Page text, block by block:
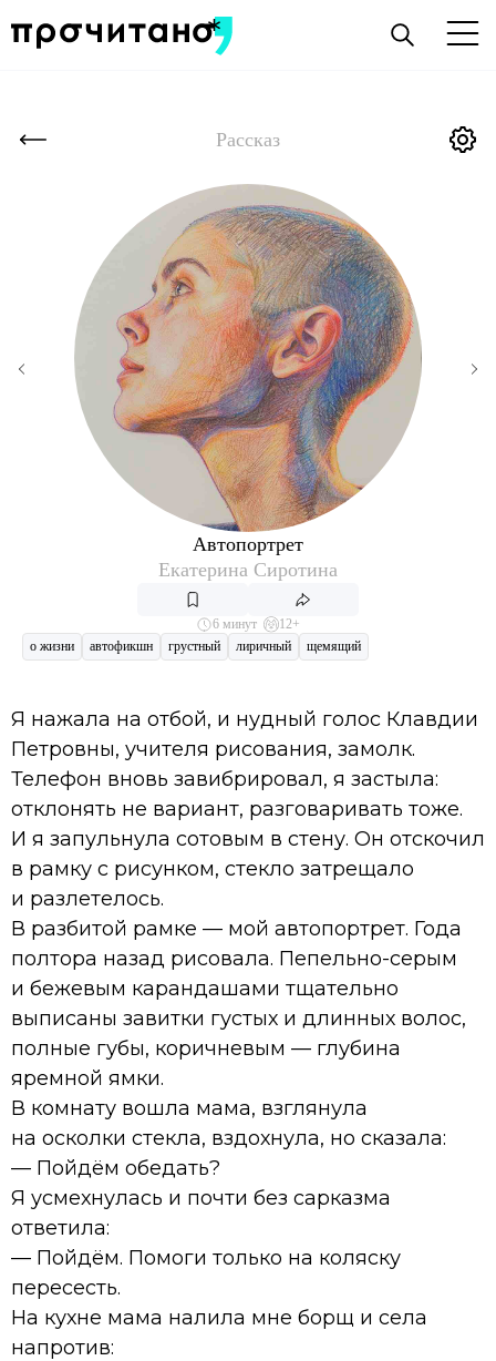
Рассказ
Автопортрет
Екатерина Сиротина
6 минут
12+
о жизни
автофикшн грустный лиричный щемящий
Я нажала на отбой, и нудный голос Клавдии
Петровны, учителя рисования, замолк.
Телефон вновь завибрировал, я застыла:
отклонять не вариант, разговаривать тоже.
И я запульнула сотовым в стену. Он отскочил
в рамку с рисунком, стекло затрещало
и разлетелось.
В разбитой рамке — мой автопортрет. Года
полтора назад рисовала. Пепельно-серым
и бежевым карандашами тщательно
выписаны завитки густых и длинных волос,
полные губы, коричневым — глубина
яремной ямки.
В комнату вошла мама, взглянула
на осколки стекла, вздохнула, но сказала:
— Пойдём обедать?
Я усмехнулась и почти без сарказма
ответила:
— Пойдём. Помоги только на коляску
пересесть.
На кухне мама налила мне борщ и села
напротив: